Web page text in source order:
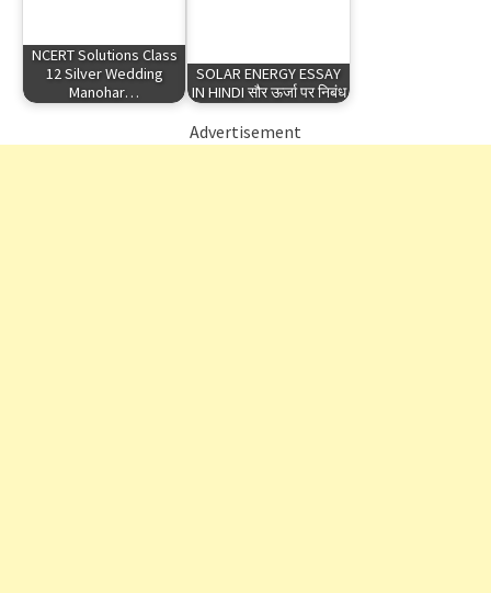
NCERT Solutions Class
12 Silver Wedding
Manohar…
SOLAR ENERGY ESSAY
IN HINDI सौर ऊर्जा पर निबंध
Advertisement